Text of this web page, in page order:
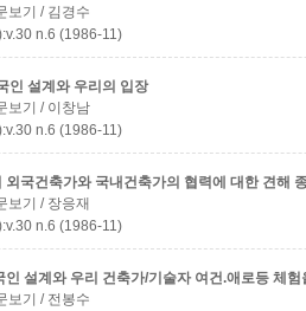
보기 / 김경수
n.6 (1986-11)
인 설계와 우리의 입장
보기 / 이창남
n.6 (1986-11)
국건축가와 국내건축가의 협력에 대한 견해
보기 / 장응재
n.6 (1986-11)
인 설계와 우리 건축가/기술자 여건.애로등 체험
보기 / 전봉수